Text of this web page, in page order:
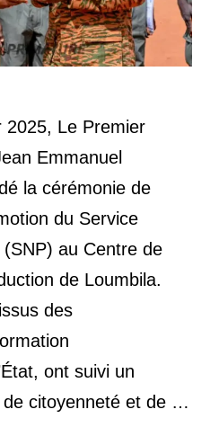
2025, Le Premier
Emmanuel
la cérémonie de
du Service
au Centre de
de Loumbila.
des
ont suivi un
citoyenneté et de …